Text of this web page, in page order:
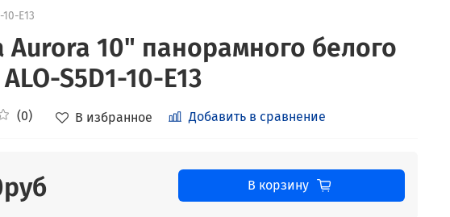
10-E13
Aurora 10" панорамного белого
S5D1-10-E13
(0) В избранное Добавить в сравнение
В корзину